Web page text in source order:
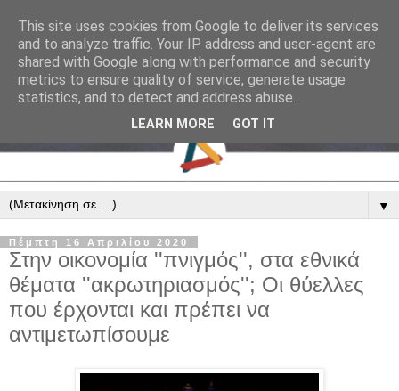
▼
Πέμπτη 16 Απριλίου 2020
Στην οικονομία ''πνιγμός'', στα εθνικά
θέματα ''ακρωτηριασμός''; Οι θύελλες
που έρχονται και πρέπει να
αντιμετωπίσουμε
This site uses cookies from Google to deliver its services
and to analyze traffic. Your IP address and user-agent are
shared with Google along with performance and security
metrics to ensure quality of service, generate usage
statistics, and to detect and address abuse.
LEARN MORE GOT IT